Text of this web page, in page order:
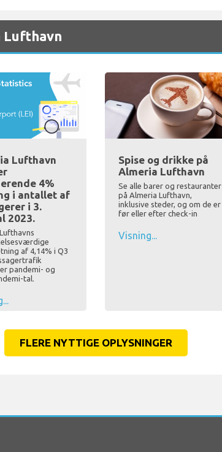
Lufthavn
Lufthavn
4%
i antallet af
i 3.
2023.
af 4,14% i Q3
pandemi- og
tal.
Spise og drikke på
Almeria Lufthavn
Se alle barer og restauranter
på Almeria Lufthavn,
inklusive steder, og om de er
før eller efter check-in
Visning...
FLERE NYTTIGE OPLYSNINGER